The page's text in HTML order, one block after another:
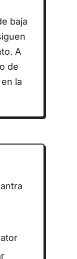
baja
A
de
la